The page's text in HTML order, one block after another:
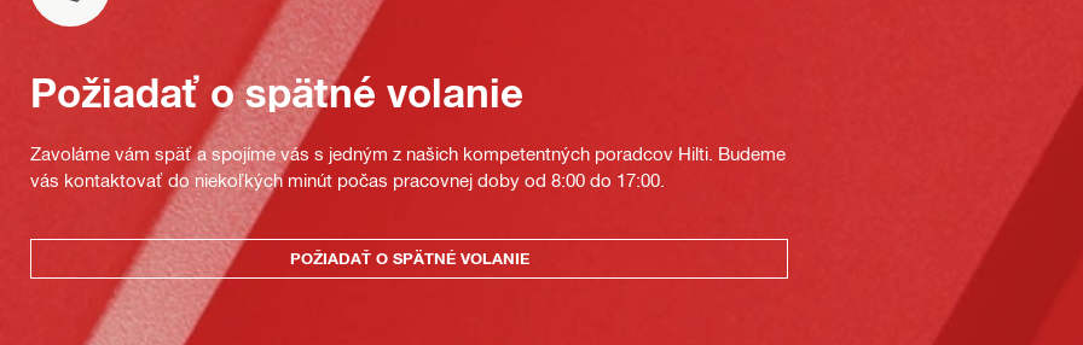
Požiadať o spätné volanie
Zavoláme vám späť a spojíme vás s jedným z našich kompetentných poradcov Hilti. Budeme
vás kontaktovať do niekoľkých minút počas pracovnej doby od 8:00 do 17:00.
POŽIADAŤ O SPÄTNÉ VOLANIE